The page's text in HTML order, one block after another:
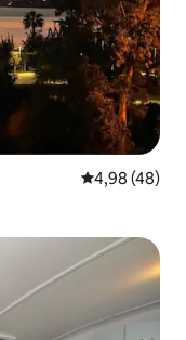
4,98 de uma
4,98 (48)